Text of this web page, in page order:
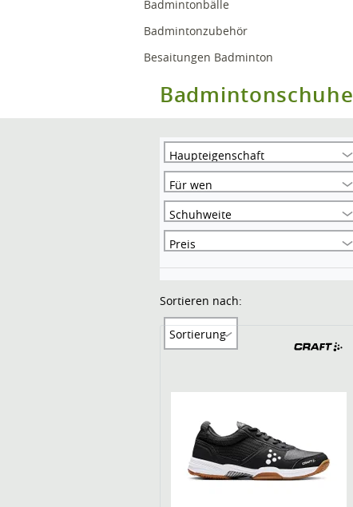
Badmintonbälle
Badmintonzubehör
Besaitungen Badminton
Badmintonschuhe
Haupteigenschaft
Für wen
Schuhweite
Preis
Sortieren nach:
Sortierung